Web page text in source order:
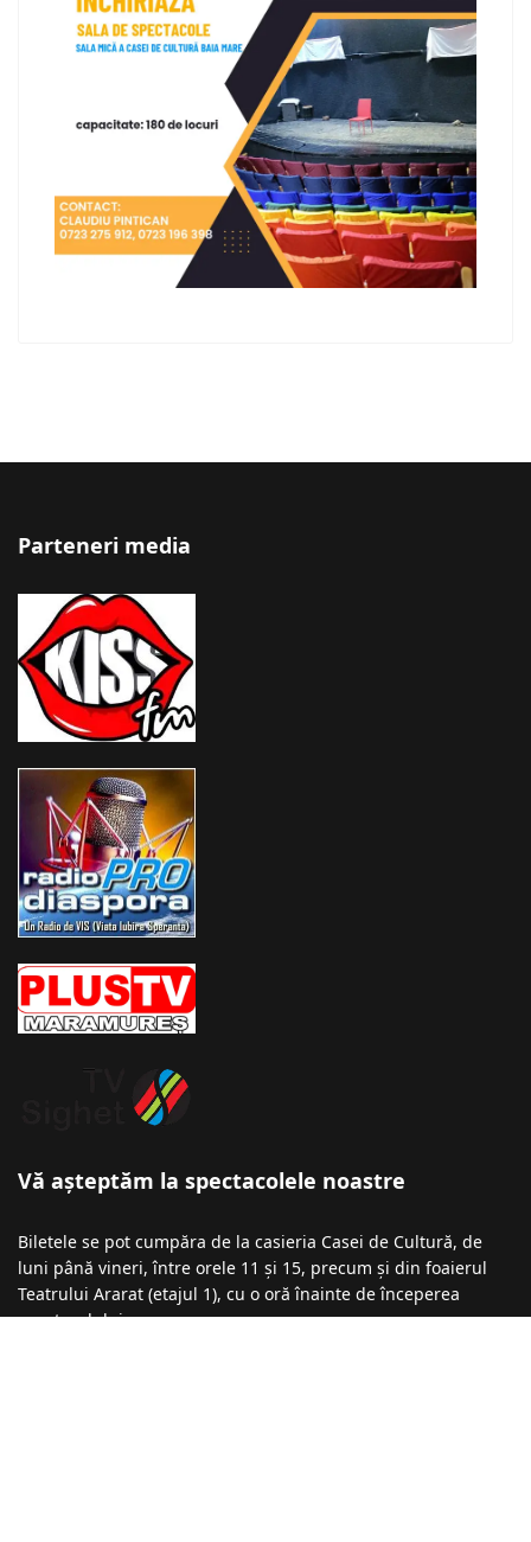
Parteneri media
Vă așteptăm la spectacolele noastre
Biletele se pot cumpăra de la casieria Casei de Cultură, de
luni până vineri, între orele 11 și 15, precum și din foaierul
Teatrului Ararat (etajul 1), cu o oră înainte de începerea
spectacolului.